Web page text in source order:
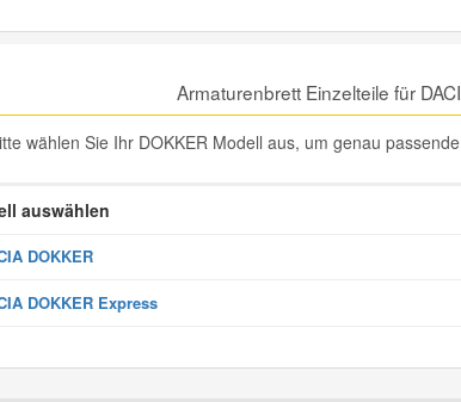
Armaturenbrett Einzelteile für
wählen Sie Ihr DOKKER Modell aus, um genau
auswählen
DOKKER
DOKKER Express